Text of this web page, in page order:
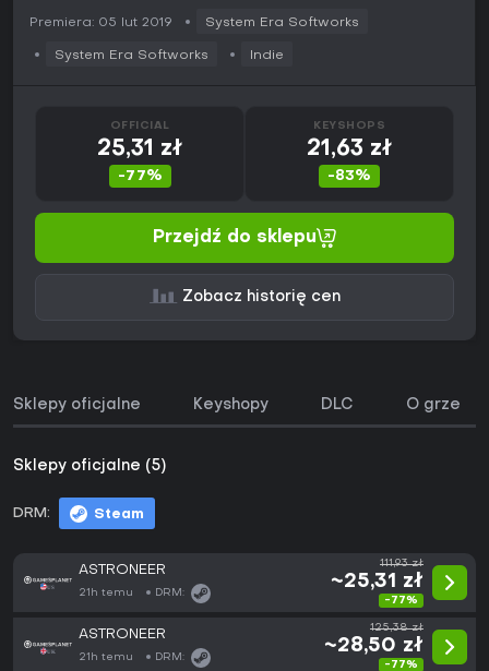
Premiera: 05 lut 2019 System Era Softworks
System Era Softworks Indie
OFFICIAL
25,31 zł
-77%
KEYSHOPS
21,63 zł
-83%
Przejdź do sklepu
Zobacz historię cen
Sklepy oficjalne Keyshopy DLC O grze
Sklepy oficjalne (5)
DRM: Steam
ASTRONEER
21h temu DRM:
111,93 zł
~25,31 zł
-77%
ASTRONEER
21h temu DRM:
125,38 zł
~28,50 zł
-77%